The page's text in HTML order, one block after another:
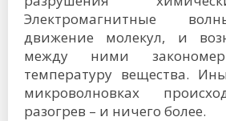
Электромагнитные
движение молекул, и
между ними
температуру вещества.
микроволновках
разогрев – и ничего более.